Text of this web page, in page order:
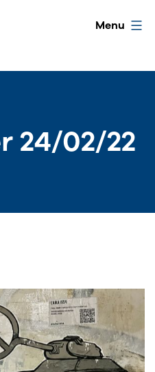
Menu
24/02/22